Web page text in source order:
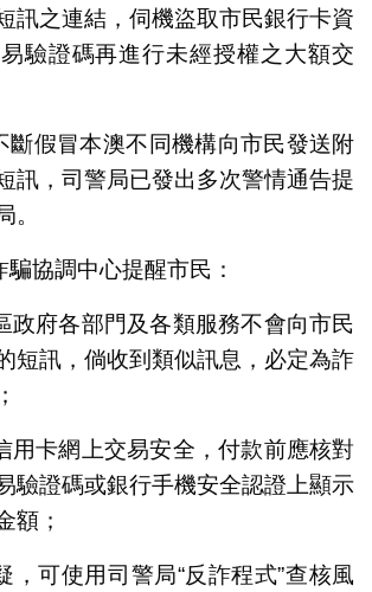
訊之連結，伺機盜取市民銀行卡資
驗證碼再進行未經授權之大額交
斷假冒本澳不同機構向市民發送附
訊，司警局已發出多次警情通告提
。
協調中心提醒市民：
政府各部門及各類服務不會向市民
短訊，倘收到類似訊息，必定為詐
用卡網上交易安全，付款前應核對
驗證碼或銀行手機安全認證上顯示
額；
，可使用司警局“反詐程式”查核風